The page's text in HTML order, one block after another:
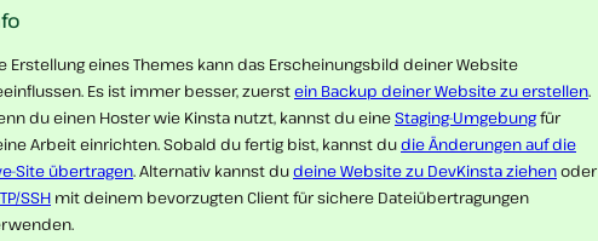
Erstellung eines Themes kann das Erscheinungsbild deiner Website
Es ist immer besser, zuerstein Backup deiner Website zu erstellen.
du einen Hoster wie Kinsta nutzt, kannst du eineStaging-Umgebungfür
Arbeit einrichten. Sobald du fertig bist, kannst dudie Änderungen auf die
Site übertragen. Alternativ kannst dudeine Website zu DevKinsta ziehenoder
SSH mit deinem bevorzugten Client für sichere Dateiübertragungen